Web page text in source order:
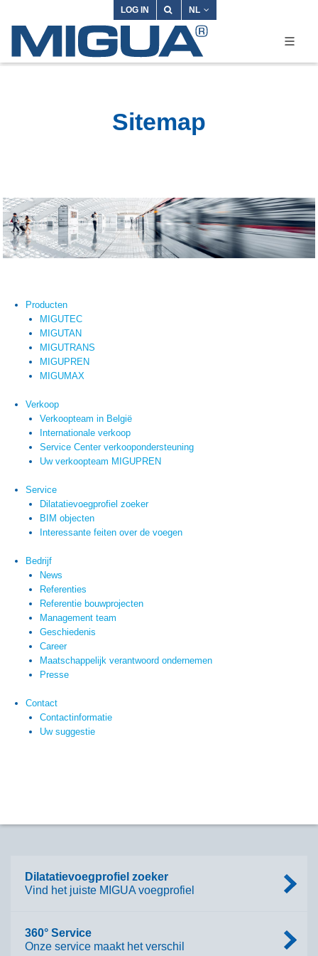
LOG IN NL
Sitemap
Producten
MIGUTEC
MIGUTAN
MIGUTRANS
MIGUPREN
MIGUMAX
Verkoop
Verkoopteam in België
Internationale verkoop
Service Center verkoopondersteuning
Uw verkoopteam MIGUPREN
Service
Dilatatievoegprofiel zoeker
BIM objecten
Interessante feiten over de voegen
Bedrijf
News
Referenties
Referentie bouwprojecten
Management team
Geschiedenis
Career
Maatschappelijk verantwoord ondernemen
Presse
Contact
Contactinformatie
Uw suggestie
Dilatatievoegprofiel zoeker
Vind het juiste MIGUA voegprofiel
360° Service
Onze service maakt het verschil